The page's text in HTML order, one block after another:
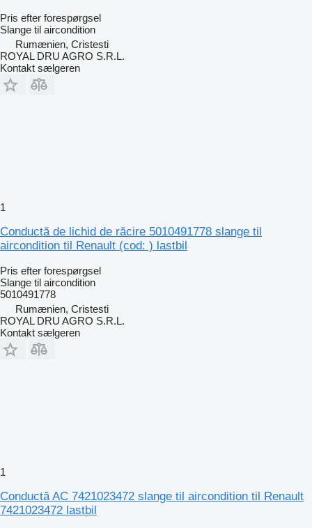
Pris efter forespørgsel
Slange til aircondition
Rumænien, Cristesti
ROYAL DRU AGRO S.R.L.
Kontakt sælgeren
1
Conductă de lichid de răcire 5010491778 slange til
aircondition til Renault (cod: ) lastbil
Pris efter forespørgsel
Slange til aircondition
5010491778
Rumænien, Cristesti
ROYAL DRU AGRO S.R.L.
Kontakt sælgeren
1
Conductă AC 7421023472 slange til aircondition til Renault
7421023472 lastbil